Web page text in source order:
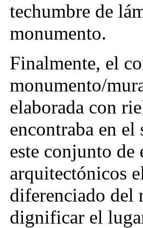
techumbre de
monumento.
Finalmente, el
monumento/
elaborada con
encontraba en
este conjunto de
arquitectónicos
diferenciado del
dignificar el